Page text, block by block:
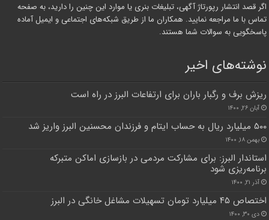
اگر قصد انتشار رپورتاژ آگهی، تبلیغات بنری یا موارد این چنین را دارید، به صفحه
تماس با ما مراجعه نمایید. همکاران ما از طریق شبکه‌های اجتماعی و ایمیل آماده
پاسخگویی به سوالات شما هستند.
نوشته‌های اخیر
ریزش برف و رگبار باران برای ارتفاعات البرز در راه است
آبان ۲۶, ۱۴۰۰
۵۰۰ میلیارد ریال به حساب ایتام و فرزندان محسنین البرز واریز شد
بهمن ۱۸, ۱۴۰۰
استاندار البرز: برای مشارکت مردمی در بازسازی اماکن متبرکه
برنامه‌ریزی شود
آذر ۲۱, ۱۴۰۰
اختصاص ۴۵ میلیارد تومان تسهیلات مشاغل خانگی در البرز
دی ۳۰, ۱۴۰۰